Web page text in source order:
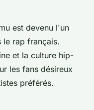
est devenu l'un
le rap français.
et la culture hip-
les fans désireux
préférés.